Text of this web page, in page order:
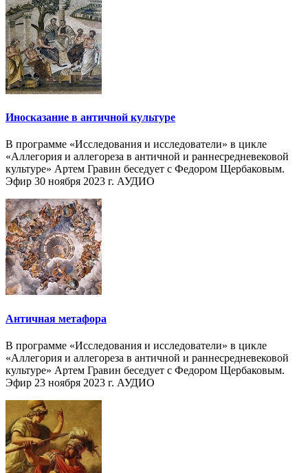
Иносказание в античной культуре
В программе «Исследования и исследователи» в цикле
«Аллегория и аллегореза в античной и раннесредневековой
культуре» Артем Гравин беседует с Федором Щербаковым.
Эфир 30 ноября 2023 г. АУДИО
Античная метафора
В программе «Исследования и исследователи» в цикле
«Аллегория и аллегореза в античной и раннесредневековой
культуре» Артем Гравин беседует с Федором Щербаковым.
Эфир 23 ноября 2023 г. АУДИО